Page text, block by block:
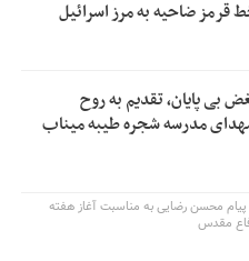
قرمز ضاحیه به مرز اسرائیل
بی پایان، تقدیم به روح
مدرسه شجره طیبه میناب
پیام محسن رضایی به مناسبت آغاز هفته
مقدس